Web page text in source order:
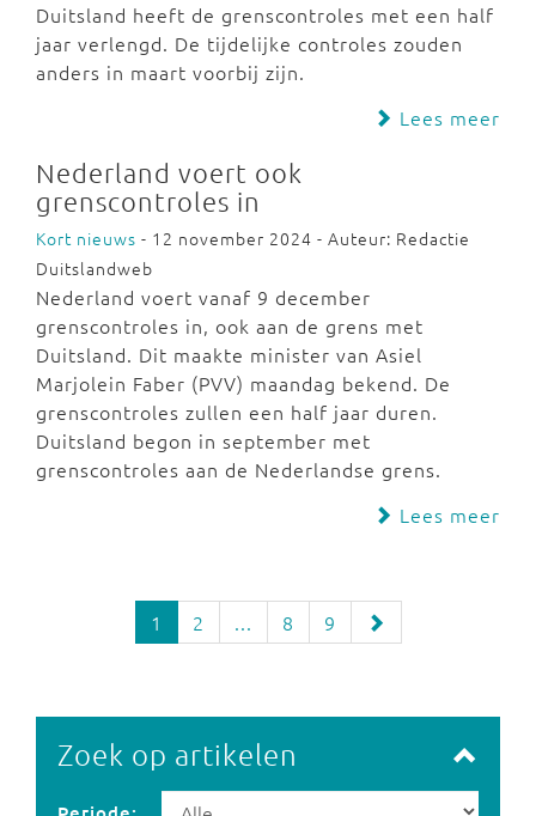
Duitsland heeft de grenscontroles met een half
jaar verlengd. De tijdelijke controles zouden
anders in maart voorbij zijn.
Lees meer
Nederland voert ook
grenscontroles in
Kort nieuws - 12 november 2024 - Auteur: Redactie
Duitslandweb
Nederland voert vanaf 9 december
grenscontroles in, ook aan de grens met
Duitsland. Dit maakte minister van Asiel
Marjolein Faber (PVV) maandag bekend. De
grenscontroles zullen een half jaar duren.
Duitsland begon in september met
grenscontroles aan de Nederlandse grens.
Lees meer
1 2 ... 8 9
Zoek op artikelen